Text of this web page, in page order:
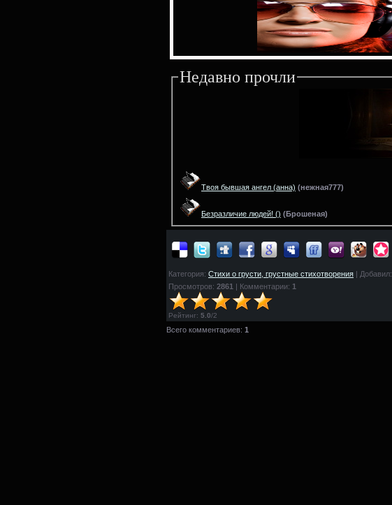
Недавно прочли
Твоя бывшая ангел (анна) (нежная777)
Безразличие людей! () (Брошеная)
Категория: Стихи о грусти, грустные стихотворения | Добавил:
Просмотров: 2861 | Комментарии: 1
Рейтинг: 5.0/2
Всего комментариев: 1